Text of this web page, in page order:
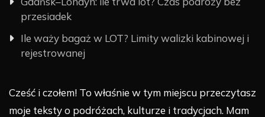
przesiadek
Ile waży bagaż w LOT? Limity walizki kabinowej i
rejestrowanej
Cześć i czołem! To właśnie w tym miejscu przeczytasz
moje teksty o podróżach, kulturze i tradycjach. Mam